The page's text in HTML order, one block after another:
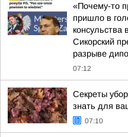
«Почему-то
пришло в
Сикорский
разрыве
07:12
Секреты
знать для
07:10